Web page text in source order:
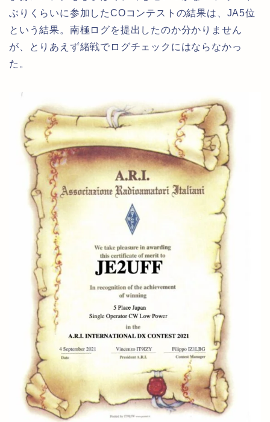
ぶりくらいに参加したCOコンテストの結果は、JA5位
という結果。南極ログを提出したのか分かりません
が、とりあえず緒戦でログチェックにはならなかっ
た。